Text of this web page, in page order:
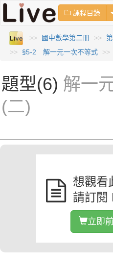
課程目錄
國中數學第二冊
§5-2 解一元一次不等式
題型(6) 解一
(二)
想觀看
請訂閱
立即